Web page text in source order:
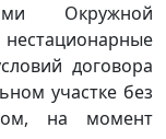
Окружной
договора
участке без
на момент